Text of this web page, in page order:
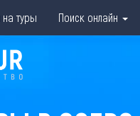
туры Поиск онлайн